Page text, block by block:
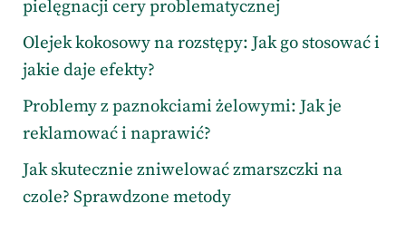
pielęgnacji cery problematycznej
Olejek kokosowy na rozstępy: Jak go stosować i
jakie daje efekty?
Problemy z paznokciami żelowymi: Jak je
reklamować i naprawić?
Jak skutecznie zniwelować zmarszczki na
czole? Sprawdzone metody